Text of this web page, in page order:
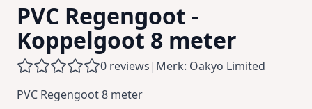
PVC Regengoot -
Koppelgoot 8 meter
0 reviews| Merk: Oakyo Limited
PVC Regengoot 8 meter